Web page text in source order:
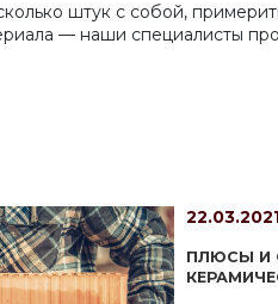
штук с собой,
— наши специалисты
ПЛЮСЫ И